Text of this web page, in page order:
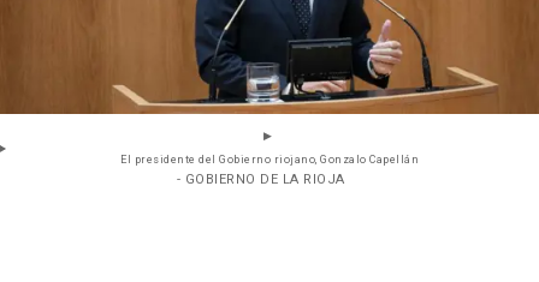
El presidente del Gobierno riojano, Gonzalo Capellán
- GOBIERNO DE LA RIOJA